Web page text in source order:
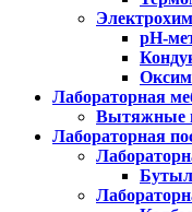
pH-
Лабораторная
Вытяжные
Лабораторная